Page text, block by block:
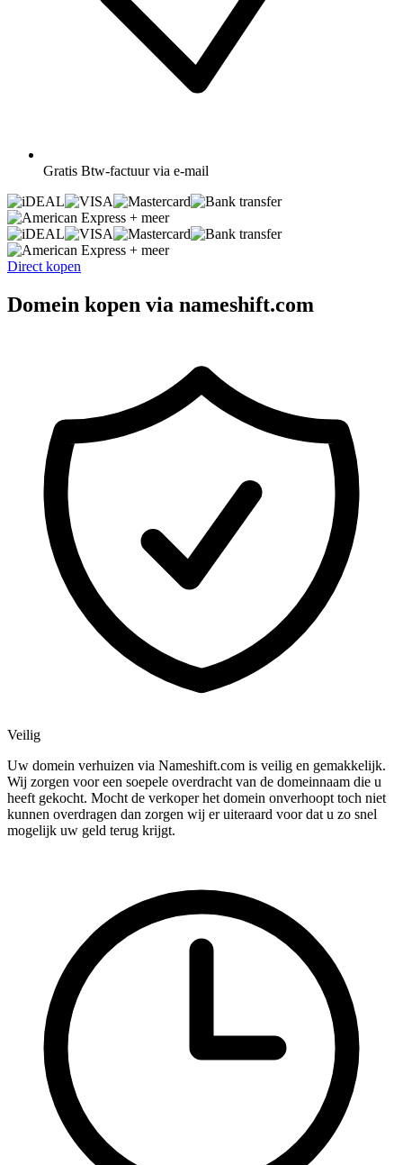
Gratis Btw-factuur via e-mail
+ meer
+ meer
Direct kopen
Domein kopen via nameshift.com
Veilig
Uw domein verhuizen via Nameshift.com is veilig en gemakkelijk.
Wij zorgen voor een soepele overdracht van de domeinnaam die u
heeft gekocht. Mocht de verkoper het domein onverhoopt toch niet
kunnen overdragen dan zorgen wij er uiteraard voor dat u zo snel
mogelijk uw geld terug krijgt.